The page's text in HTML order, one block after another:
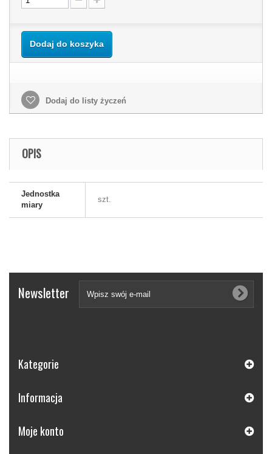
Dodaj do koszyka
Dodaj do listy życzeń
OPIS
Jednostka
miary
szt.
Newsletter
Kategorie
Informacja
Moje konto